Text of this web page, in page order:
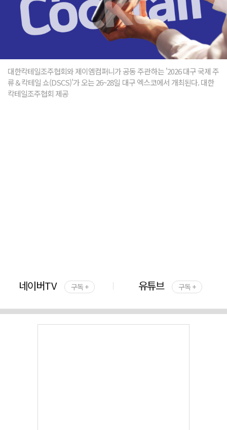
대한칵테일조주협회와 제이엠컴퍼니가 공동 주관하는 '2026 대구 국제 주
류＆칵테일 쇼(DSCS)'가 오는 26~28일 대구 엑스코에서 개최된다. 대한
칵테일조주협회 제공
네이버TV 구독 + 유튜브 구독 +